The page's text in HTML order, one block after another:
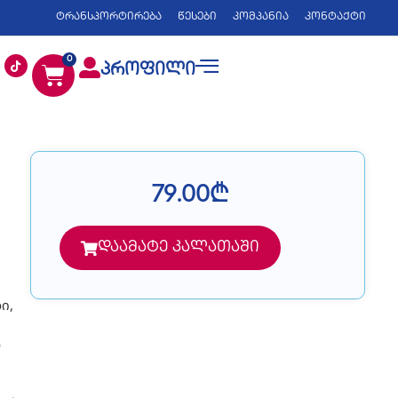
ტრანსპორტირება წესები კომპანია კონტაქტი
0
პროფილი
79.00₾
დაამატე კალათაში